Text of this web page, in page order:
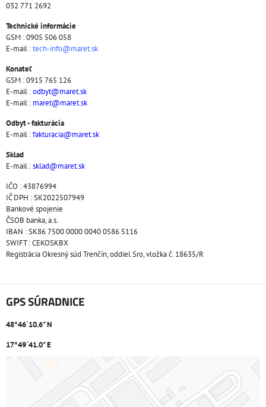
032 771 2692
Technické informácie
GSM : 0905 506 058
E-mail :tech-info@maret.sk
Konateľ
GSM : 0915 765 126
E-mail :odbyt@maret.sk
E-mail : maret@maret.sk
Odbyt - fakturácia
E-mail :fakturacia@maret.sk
Sklad
E-mail :sklad@maret.sk
IČO : 43876994
IČ DPH : SK2022507949
Bankové spojenie
ČSOB banka, a.s.
IBAN : SK86 7500 0000 0040 0586 5116
SWIFT : CEKOSKBX
Registrácia Okresný súd Trenčín, oddiel Sro, vložka č. 18635/R
GPS SÚRADNICE
48°46´10.6" N
17°49´41.0" E